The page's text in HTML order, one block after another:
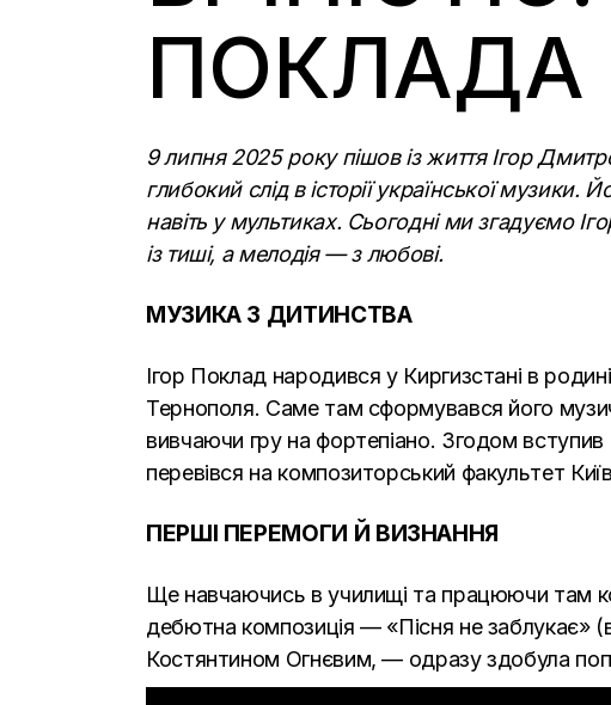
ПОКЛАДА
9 липня 2025 року пішов із життя Ігор
глибокий слід в історії української музики.
навіть у мультиках. Сьогодні ми згадуємо
із тиші, а мелодія — з любові.
МУЗИКА З ДИТИНСТВА
Ігор Поклад народився у Киргизстані в
Тернополя. Саме там сформувався його
вивчаючи гру на фортепіано. Згодом вступив
перевівся на композиторський факультет
ПЕРШІ ПЕРЕМОГИ Й ВИЗНАННЯ
Ще навчаючись в училищі та працюючи там
дебютна композиція — «Пісня не заблукає»
Костянтином Огнєвим, — одразу здобула